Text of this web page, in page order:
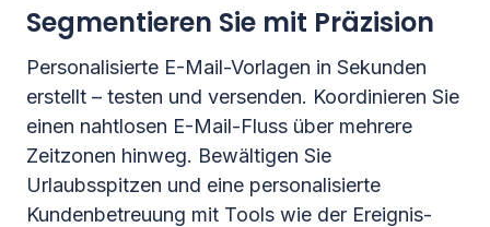
Segmentieren Sie mit Präzision
Personalisierte E-Mail-Vorlagen in Sekunden
erstellt – testen und versenden. Koordinieren Sie
einen nahtlosen E-Mail-Fluss über mehrere
Zeitzonen hinweg. Bewältigen Sie
Urlaubsspitzen und eine personalisierte
Kundenbetreuung mit Tools wie der Ereignis-